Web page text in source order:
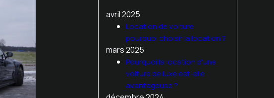
avril 2025
Location de voiture :
pourquoi choisir la location ?
mars 2025
Pourquoi la location d'une
voiture de luxe est-elle
avantageuse ?